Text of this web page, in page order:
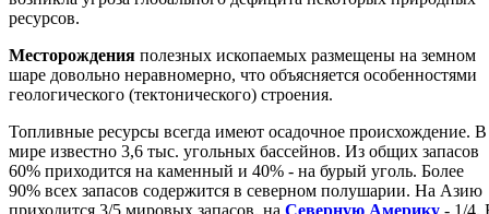
ресурсов.
Месторождения полезных ископаемых размещены на земном
шаре довольно неравномерно, что объясняется особенностями
геологического (тектонического) строения.
Топливные ресурсы всегда имеют осадочное происхождение. В
мире известно 3,6 тыс. угольных бассейнов. Из общих запасов
60% приходится на каменный и 40% - на бурый уголь. Более
90% всех запасов содержится в северном полушарии. На Азию
приходится 3/5 мировых запасов, на Северную Америку - 1/4.